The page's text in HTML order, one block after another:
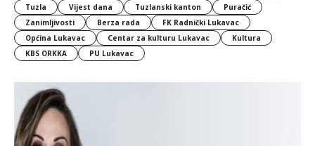
Tuzla
Vijest dana Tuzlanski kanton
Puračić
Zanimljivosti
Berza rada
FK Radnički Lukavac
Općina Lukavac
Centar za kulturu Lukavac
Kultura
KBS ORKKA
PU Lukavac